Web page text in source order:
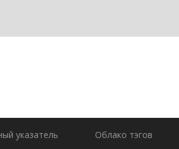
указатель Облако тэгов